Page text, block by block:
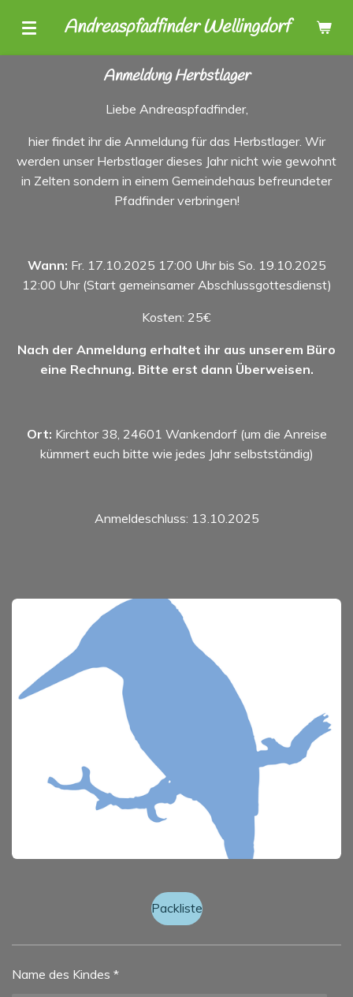
Hauptinhalt
springen
Andreaspfadfinder Wellingdorf
Anmeldung Herbstlager
Liebe Andreaspfadfinder,
hier findet ihr die Anmeldung für das Herbstlager. Wir
werden unser Herbstlager dieses Jahr nicht wie gewohnt
in Zelten sondern in einem Gemeindehaus befreundeter
Pfadfinder verbringen!
Wann: Fr. 17.10.2025 17:00 Uhr bis So. 19.10.2025
12:00 Uhr (Start gemeinsamer Abschlussgottesdienst)
Kosten: 25€
Nach der Anmeldung erhaltet ihr aus unserem Büro
eine Rechnung. Bitte erst dann Überweisen.
Ort: Kirchtor 38, 24601 Wankendorf (um die Anreise
kümmert euch bitte wie jedes Jahr selbstständig)
Anmeldeschluss: 13.10.2025
Packliste
Name des Kindes *